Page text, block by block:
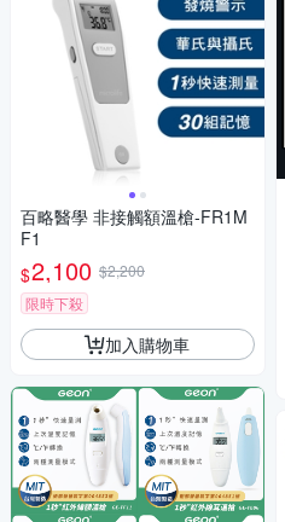
百略醫學 非接觸額溫槍-FR1M
F1
$2,100 $2,200
限時下殺
加入購物車